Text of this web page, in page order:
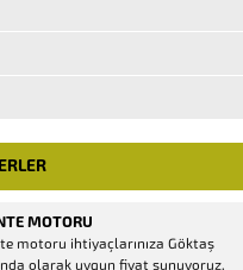
MOTORU
motoru ihtiyaçlarınıza Göktaş
olarak uygun fiyat sunuyoruz.